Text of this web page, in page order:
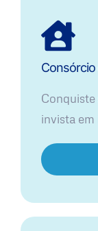
Consórcio
Conquiste
invista em